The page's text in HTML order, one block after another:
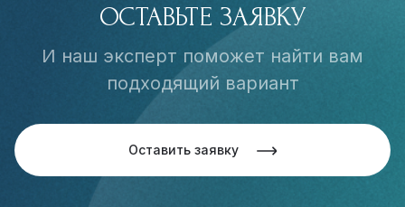
ОСТАВЬТЕ ЗАЯВКУ
И наш эксперт поможет найти вам
подходящий вариант
Оставить заявку